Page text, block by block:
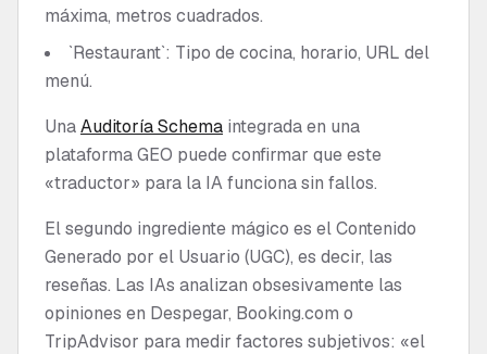
máxima, metros cuadrados.
`Restaurant`: Tipo de cocina, horario, URL del
menú.
UnaAuditoría Schema integrada en una
plataforma GEO puede confirmar que este
«traductor» para la IA funciona sin fallos.
El segundo ingrediente mágico es el Contenido
Generado por el Usuario (UGC), es decir, las
reseñas. Las IAs analizan obsesivamente las
opiniones en Despegar, Booking.com o
TripAdvisor para medir factores subjetivos: «el